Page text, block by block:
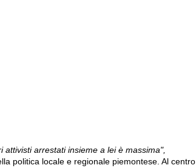
arrestati insieme a lei è massima",
politica locale e regionale piemontese. Al centro